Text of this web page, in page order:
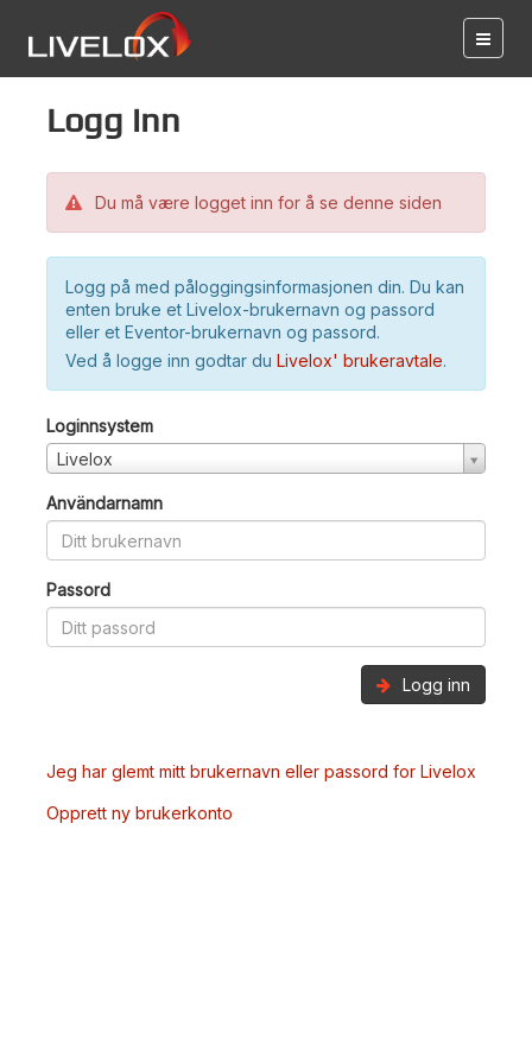
Logg inn
Du må være logget inn for å se denne siden
Logg på med påloggingsinformasjonen din. Du kan
enten bruke et Livelox-brukernavn og passord
eller et Eventor-brukernavn og passord.
Ved å logge inn godtar du Livelox' brukeravtale.
Loginnsystem
Livelox
Användarnamn
Passord
Logg inn
Jeg har glemt mitt brukernavn eller passord for Livelox
Opprett ny brukerkonto